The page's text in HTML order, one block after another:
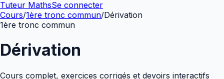
Tuteur MathsSe connecter
Cours/1ère tronc commun/Dérivation
1ère tronc commun
Dérivation
Cours complet, exercices corrigés et devoirs interactifs